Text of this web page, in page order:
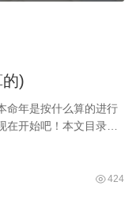
)
命年是按什么算的进行
开始吧！本文目录本
以立春算。另一种说法
424